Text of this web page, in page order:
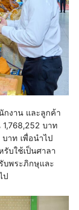
กงาน และลูกค้า
บาท
าท เพื่อนำไป
บใช้เป็นศาลา
บพระภิกษุและ
ป